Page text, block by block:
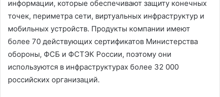
информации, которые обеспечивают защиту конечных
точек, периметра сети, виртуальных инфраструктур и
мобильных устройств. Продукты компании имеют
более 70 действующих сертификатов Министерства
обороны, ФСБ и ФСТЭК России, поэтому они
используются в инфраструктурах более 32 000
российских организаций.